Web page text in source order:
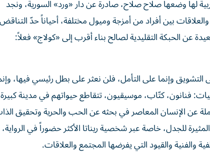
نُشرت عام 1964، وتتوفر ترجمة عربية لها وضعها صلاح صلاح، صادرة عن دار «ورد» السورية، ونجد
بين أفراد من أمزجة وميول مختلفة، أحياناً حدّ
عن الحبكة التقليدية لصالح بناء أقرب إلى «كولاج» فعلاً:
وإنما على التأمل، فلن نعثر على بطل رئيسي فيها،
كتّاب، موسيقيون، تتقاطع حيواتهم في مدينة
عن الإنسان المعاصر في بحثه عن الحب والحرية وتحقيق
للجدل، خاصة عبر شخصية ريناتا الأكثر حضوراً في الرواية،
والفنية والقيود التي يفرضها المجتمع والعلاقات.